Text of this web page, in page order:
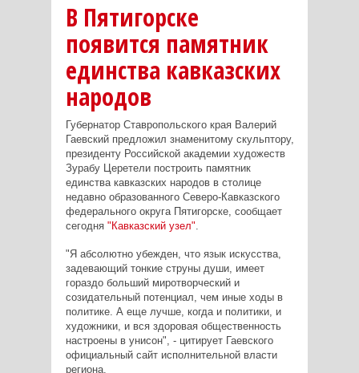
В Пятигорске
появится памятник
единства кавказских
народов
Губернатор Ставропольского края Валерий
Гаевский предложил знаменитому скульптору,
президенту Российской академии художеств
Зурабу Церетели построить памятник
единства кавказских народов в столице
недавно образованного Северо-Кавказского
федерального округа Пятигорске, сообщает
сегодня "Кавказский узел".
"Я абсолютно убежден, что язык искусства,
задевающий тонкие струны души, имеет
гораздо больший миротворческий и
созидательный потенциал, чем иные ходы в
политике. А еще лучше, когда и политики, и
художники, и вся здоровая общественность
настроены в унисон", - цитирует Гаевского
официальный сайт исполнительной власти
региона.